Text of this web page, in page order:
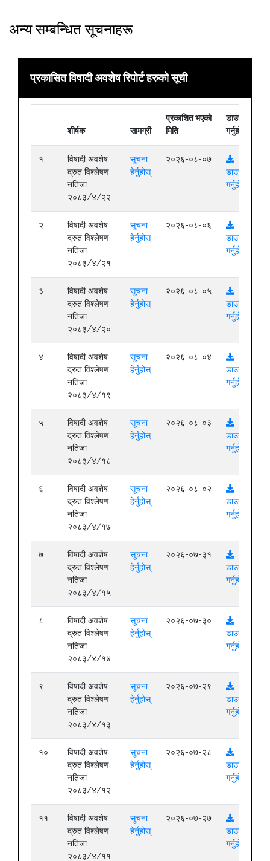
अन्य सम्बन्धित सूचनाहरू
प्रकासित विषादी अवशेष रिपोर्ट हरुको सूची
शीर्षक सामग्री
प्रकाशित भएको
मिति
डाउनलोड
गर्नुहोस्
१
विषादी अवशेष
द्रुत विश्लेषण
नतिजा
२०८३/४/२२
सूचना
हेर्नुहोस्
२०२६-०८-०७
डाउनलोड
गर्नुहोस्
२
विषादी अवशेष
द्रुत विश्लेषण
नतिजा
२०८३/४/२१
सूचना
हेर्नुहोस्
२०२६-०८-०६
डाउनलोड
गर्नुहोस्
३
विषादी अवशेष
द्रुत विश्लेषण
नतिजा
२०८३/४/२०
सूचना
हेर्नुहोस्
२०२६-०८-०५
डाउनलोड
गर्नुहोस्
४
विषादी अवशेष
द्रुत विश्लेषण
नतिजा
२०८३/४/१९
सूचना
हेर्नुहोस्
२०२६-०८-०४
डाउनलोड
गर्नुहोस्
५
विषादी अवशेष
द्रुत विश्लेषण
नतिजा
२०८३/४/१८
सूचना
हेर्नुहोस्
२०२६-०८-०३
डाउनलोड
गर्नुहोस्
६
विषादी अवशेष
द्रुत विश्लेषण
नतिजा
२०८३/४/१७
सूचना
हेर्नुहोस्
२०२६-०८-०२
डाउनलोड
गर्नुहोस्
७
विषादी अवशेष
द्रुत विश्लेषण
नतिजा
२०८३/४/१५
सूचना
हेर्नुहोस्
२०२६-०७-३१
डाउनलोड
गर्नुहोस्
८
विषादी अवशेष
द्रुत विश्लेषण
नतिजा
२०८३/४/१४
सूचना
हेर्नुहोस्
२०२६-०७-३०
डाउनलोड
गर्नुहोस्
९
विषादी अवशेष
द्रुत विश्लेषण
नतिजा
२०८३/४/१३
सूचना
हेर्नुहोस्
२०२६-०७-२९
डाउनलोड
गर्नुहोस्
१०
विषादी अवशेष
द्रुत विश्लेषण
नतिजा
२०८३/४/१२
सूचना
हेर्नुहोस्
२०२६-०७-२८
डाउनलोड
गर्नुहोस्
११
विषादी अवशेष
द्रुत विश्लेषण
नतिजा
२०८३/४/११
सूचना
हेर्नुहोस्
२०२६-०७-२७
डाउनलोड
गर्नुहोस्